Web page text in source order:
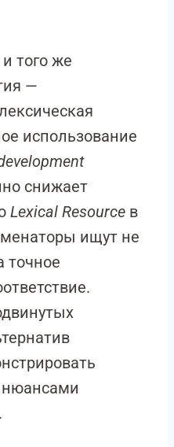
того же
—
использование
снижает
Lexical Resource в
ищут не
точное
нюансами